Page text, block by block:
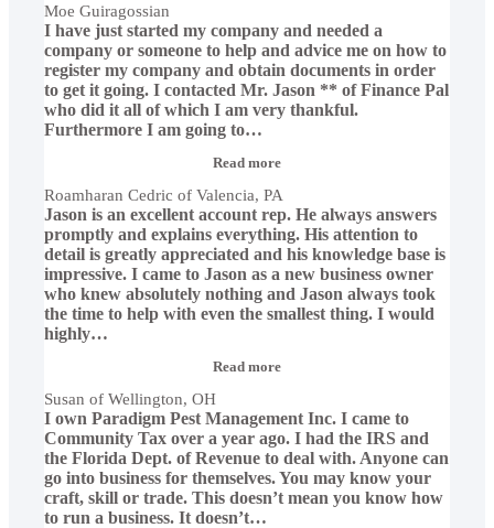
Moe Guiragossian
I have just started my company and needed a
company or someone to help and advice me on how to
register my company and obtain documents in order
to get it going. I contacted Mr. Jason ** of Finance Pal
who did it all of which I am very thankful.
Furthermore I am going to…
Read more“Roamharan
of
Valencia,
PA”
Roamharan Cedric of Valencia, PA
Jason is an excellent account rep. He always answers
promptly and explains everything. His attention to
detail is greatly appreciated and his knowledge base is
impressive. I came to Jason as a new business owner
who knew absolutely nothing and Jason always took
the time to help with even the smallest thing. I would
highly…
Read more“Susan
OH”
Susan of Wellington, OH
I own Paradigm Pest Management Inc. I came to
Community Tax over a year ago. I had the IRS and
the Florida Dept. of Revenue to deal with. Anyone can
go into business for themselves. You may know your
craft, skill or trade. This doesn’t mean you know how
to run a business. It doesn’t…